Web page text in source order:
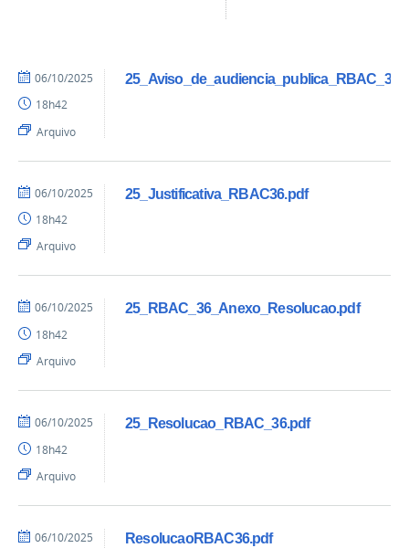
06/10/2025
18h42
Arquivo
25_Justificativa_RBAC36.pdf
06/10/2025
18h42
Arquivo
25_RBAC_36_Anexo_Resolucao.pdf
06/10/2025
18h42
Arquivo
25_Resolucao_RBAC_36.pdf
06/10/2025
18h42
Arquivo
ResolucaoRBAC36.pdf
06/10/2025